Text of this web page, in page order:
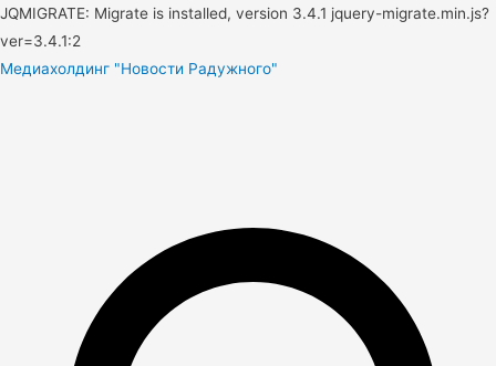
JQMIGRATE: Migrate is installed, version 3.4.1 jquery-migrate.min.js?
ver=3.4.1:2
Медиахолдинг "Новости Радужного"